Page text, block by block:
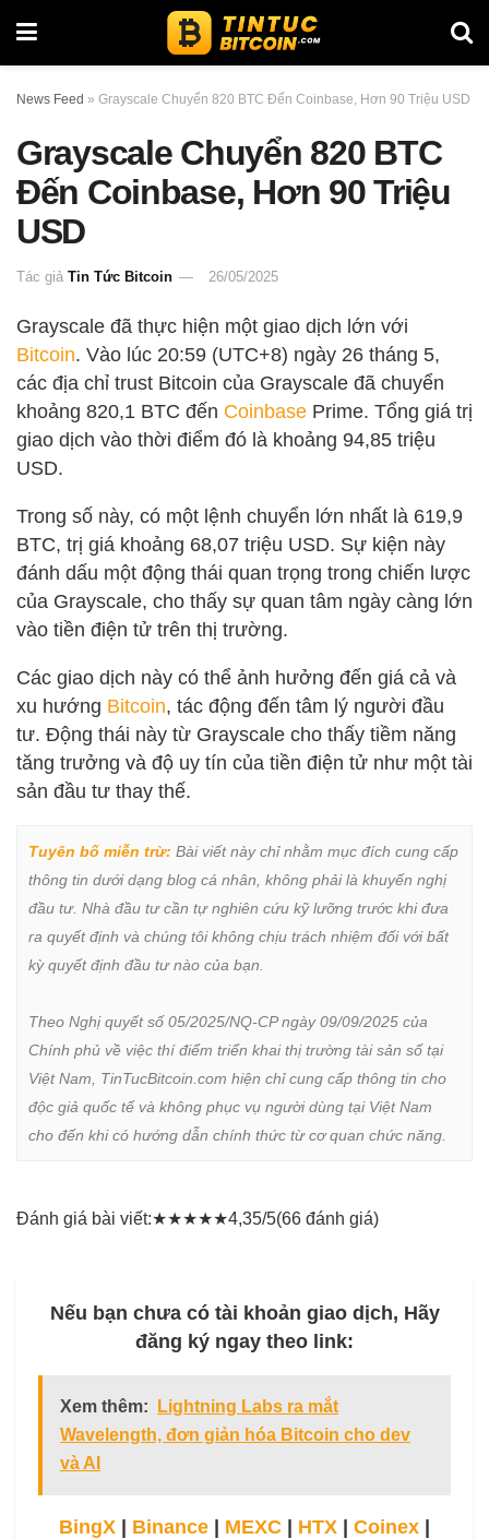
News Feed » Grayscale Chuyển 820 BTC Đến Coinbase, Hơn 90 Triệu USD
Grayscale Chuyển 820 BTC
Đến Coinbase, Hơn 90 Triệu
USD
Tác giả Tin Tức Bitcoin 26/05/2025
Grayscale đã thực hiện một giao dịch lớn với
Bitcoin. Vào lúc 20:59 (UTC+8) ngày 26 tháng 5,
các địa chỉ trust Bitcoin của Grayscale đã chuyển
khoảng 820,1 BTC đến Coinbase Prime. Tổng giá trị
giao dịch vào thời điểm đó là khoảng 94,85 triệu
USD.
Trong số này, có một lệnh chuyển lớn nhất là 619,9
BTC, trị giá khoảng 68,07 triệu USD. Sự kiện này
đánh dấu một động thái quan trọng trong chiến lược
của Grayscale, cho thấy sự quan tâm ngày càng lớn
vào tiền điện tử trên thị trường.
Các giao dịch này có thể ảnh hưởng đến giá cả và
xu hướng Bitcoin, tác động đến tâm lý người đầu
tư. Động thái này từ Grayscale cho thấy tiềm năng
tăng trưởng và độ uy tín của tiền điện tử như một tài
sản đầu tư thay thế.
Tuyên bố miễn trừ: Bài viết này chỉ nhằm mục đích cung cấp
thông tin dưới dạng blog cá nhân, không phải là khuyến nghị
đầu tư. Nhà đầu tư cần tự nghiên cứu kỹ lưỡng trước khi đưa
ra quyết định và chúng tôi không chịu trách nhiệm đối với bất
kỳ quyết định đầu tư nào của bạn.
Theo Nghị quyết số 05/2025/NQ-CP ngày 09/09/2025 của
Chính phủ về việc thí điểm triển khai thị trường tài sản số tại
Việt Nam, TinTucBitcoin.com hiện chỉ cung cấp thông tin cho
độc giả quốc tế và không phục vụ người dùng tại Việt Nam
cho đến khi có hướng dẫn chính thức từ cơ quan chức năng.
Đánh giá bài viết:★★★★★4,35/5(66 đánh giá)
Nếu bạn chưa có tài khoản giao dịch, Hãy
đăng ký ngay theo link:
Xem thêm:
Lightning Labs ra mắt
Wavelength, đơn giản hóa Bitcoin cho dev
và AI
BingX | Binance | MEXC | HTX | Coinex |